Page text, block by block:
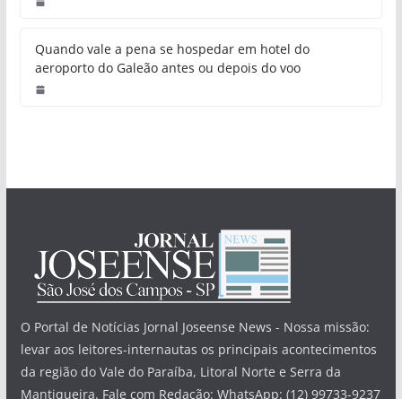
Quando vale a pena se hospedar em hotel do
aeroporto do Galeão antes ou depois do voo
O Portal de Notícias Jornal Joseense News - Nossa missão:
levar aos leitores-internautas os principais acontecimentos
da região do Vale do Paraíba, Litoral Norte e Serra da
Mantiqueira. Fale com Redação: WhatsApp: (12) 99733-9237